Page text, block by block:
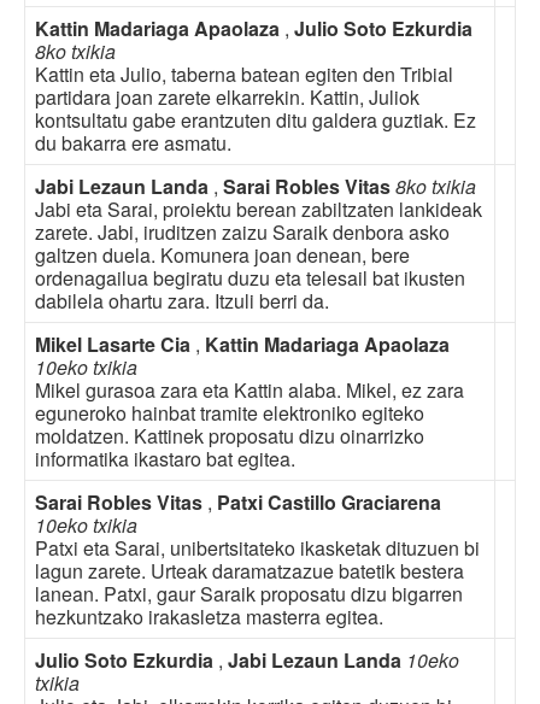
Kattin Madariaga Apaolaza , Julio Soto Ezkurdia
8ko txikia
Kattin eta Julio, taberna batean egiten den Tribial
partidara joan zarete elkarrekin. Kattin, Juliok
kontsultatu gabe erantzuten ditu galdera guztiak. Ez
du bakarra ere asmatu.
Jabi Lezaun Landa , Sarai Robles Vitas8ko txikia
Jabi eta Sarai, proiektu berean zabiltzaten lankideak
zarete. Jabi, iruditzen zaizu Saraik denbora asko
galtzen duela. Komunera joan denean, bere
ordenagailua begiratu duzu eta telesail bat ikusten
dabilela ohartu zara. Itzuli berri da.
Mikel Lasarte Cia , Kattin Madariaga Apaolaza
10eko txikia
Mikel gurasoa zara eta Kattin alaba. Mikel, ez zara
eguneroko hainbat tramite elektroniko egiteko
moldatzen. Kattinek proposatu dizu oinarrizko
informatika ikastaro bat egitea.
Sarai Robles Vitas , Patxi Castillo Graciarena
10eko txikia
Patxi eta Sarai, unibertsitateko ikasketak dituzuen bi
lagun zarete. Urteak daramatzazue batetik bestera
lanean. Patxi, gaur Saraik proposatu dizu bigarren
hezkuntzako irakasletza masterra egitea.
Julio Soto Ezkurdia , Jabi Lezaun Landa 10eko
txikia